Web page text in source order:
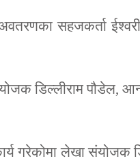
सहजकर्ता
डिल्लीराम पौडेल,
गरेकोमा लेखा संयोजक